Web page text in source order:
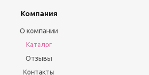
Компания
О компании
Каталог
Отзывы
Контакты